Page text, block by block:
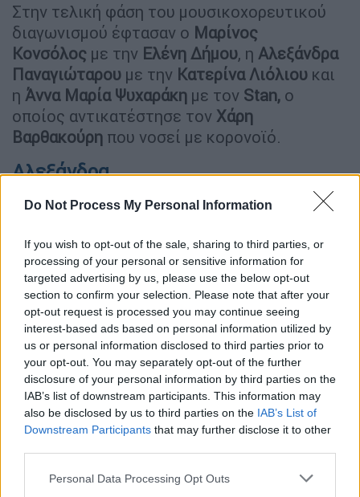
Do Not Process My Personal Information
If you wish to opt-out of the sale, sharing to third parties, or
processing of your personal or sensitive information for
targeted advertising by us, please use the below opt-out
section to confirm your selection. Please note that after your
opt-out request is processed you may continue seeing
interest-based ads based on personal information utilized by
us or personal information disclosed to third parties prior to
your opt-out. You may separately opt-out of the further
disclosure of your personal information by third parties on the
IAB’s list of downstream participants. This information may
also be disclosed by us to third parties on the IAB’s List of
Downstream Participants that may further disclose it to other
Please note that this website/app uses one or more Google
Personal Data Processing Opt Outs
Στην τελική φάση του μουσικοχορευτικού
διαγωνισμού έφτασαν ο Μαρίνος
Κονσόλος με την Ελένη Δήμου, η Αλεξάνδρα
Παναγιώταρου με την Κατερίνα Λιόλιου και
η Άννα Μαρία Ψυχαράκη με τον Stan, ο
οποίος αντικατέστησε τον Χάρη
Βαρθακούρη που νοσεί με κορoνοϊό.
Αλεξάνδρα
Παναγιώταρου και Κατερίνα Λιόλιου
οι νικήτριες του J2US
Ήταν το φαβορί και τα προγνωστικά
επιβεβαιώθηκαν. Το ζευγάρι που ανέβηκε
στη σκηνή και μάγεψε τόσο το κοινό, όσο και
την κριτική επιτροπή με την εμφάνισή του
δεν ήταν άλλο από τηνΑλεξάνδρα
Παναγιώταρουκαι τηνΚατερίνα Λιόλιου.Το
ντουέτο επέλεξε να ερμηνεύσει το «Lady
Marmalade» φορώντας σέξι κατακόκκινα
φορέματα και τόσο τα φωνητικά τους όσο
και η εκρηκτική τους παρουσία, απέσπασε
διθυραμβικές κριτικές.